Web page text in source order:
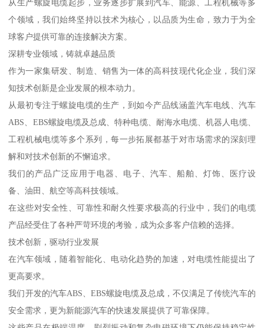
从生产螺旋电缆起步，业务逐步扩展到汽车、能源、工程机械等多
个领域，我们始终坚持以技术为核心，以品质为生命，致力于为全
球客户提供可靠的连接解决方案。
深耕专业领域，铸就卓越品质
作为一家集研发、制造、销售为一体的高科技现代化企业，我们深
知技术创新是企业发展的根本动力。
从最初专注于螺旋电缆的生产，到如今产品线涵盖汽车电线、汽车
ABS、EBS螺旋电缆及总成、特种电缆、耐海水电缆、机器人电缆、
工程机械电缆等多个系列，每一步拓展都基于对市场需求的深刻理
解和对技术创新的不懈追求。
我们的产品广泛应用于电器、电子、汽车、船舶、灯饰、医疗设
备、油田、航空等高科技领域。
在这些对安全性、可靠性和耐久性要求极高的行业中，我们的电缆
产品经受住了各种严苛环境的考验，成为众多客户信赖的选择。
技术创新，驱动行业发展
在汽车领域，随着智能化、电动化趋势的加速，对电缆性能提出了
更高要求。
我们开发的汽车ABS、EBS螺旋电缆及总成，不仅满足了传统汽车的
安全需求，更为新能源汽车的快速发展提供了可靠保障。